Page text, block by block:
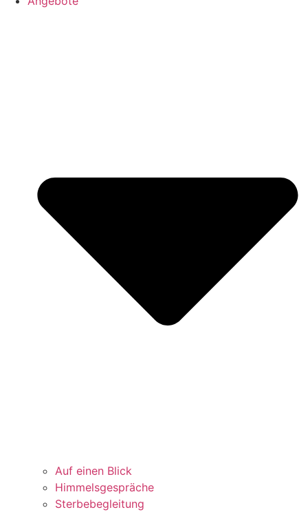
Auf einen Blick
Himmelsgespräche
Sterbebegleitung